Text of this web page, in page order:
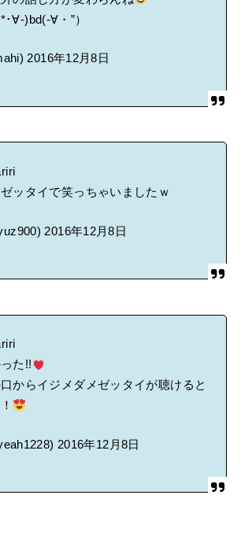
∀-)bd(-∀・”）
2016年12月8日
ッタイで笑っちゃいましたｗ
2016年12月8日
た!!
からイジメダメゼッタイが聴けると
2016年12月8日